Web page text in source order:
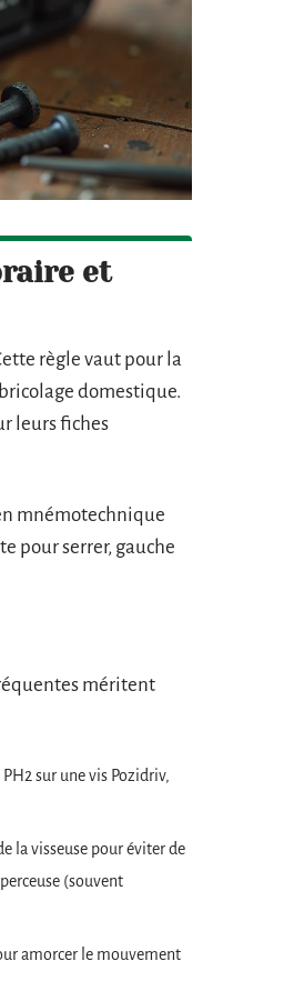
et
règle vaut pour la
domestique.
leurs fiches
mnémotechnique
pour serrer, gauche
méritent
sur une vis Pozidriv,
la visseuse pour éviter de
(souvent
amorcer le mouvement